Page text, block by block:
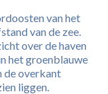
van het
van de zee.
over de haven
het groenblauwe
de overkant
liggen.